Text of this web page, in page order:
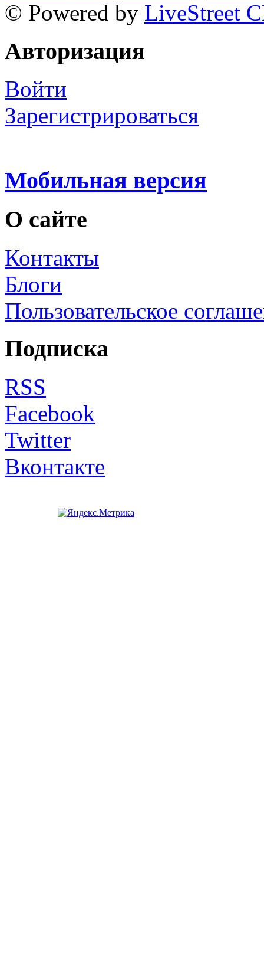
© Powered by LiveStreet
Авторизация
Войти
Зарегистрироваться
Мобильная версия
О сайте
Контакты
Блоги
Пользовательское
Подписка
RSS
Facebook
Twitter
Вконтакте